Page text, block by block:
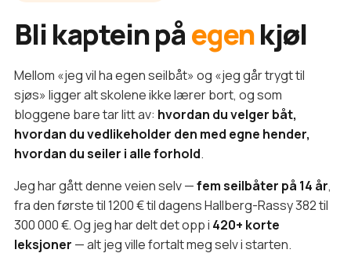
Bli kaptein påegenkjøl
Mellom «jeg vil ha egen seilbåt» og «jeg går trygt til
sjøs» ligger alt skolene ikke lærer bort, og som
bloggene bare tar litt av: hvordan du velger båt,
hvordan du vedlikeholder den med egne hender,
hvordan du seiler i alle forhold.
Jeg har gått denne veien selv —fem seilbåter på 14 år,
fra den første til 1200 € til dagens Hallberg-Rassy 382 til
300 000 €. Og jeg har delt det opp i 420+ korte
leksjoner — alt jeg ville fortalt meg selv i starten.